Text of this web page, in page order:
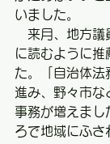
いました。
来月、地方議
に読むように推
た。「自治体法
進み、野々市な
事務が増えまし
ろで地域にふさ